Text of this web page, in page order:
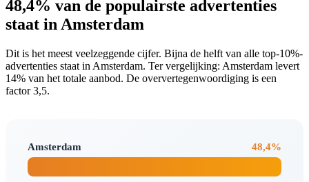
48,4% van de populairste advertenties
staat in Amsterdam
Dit is het meest veelzeggende cijfer. Bijna de helft van alle top-10%-
advertenties staat in Amsterdam. Ter vergelijking: Amsterdam levert
14% van het totale aanbod. De oververtegenwoordiging is een
factor 3,5.
Amsterdam 48,4%